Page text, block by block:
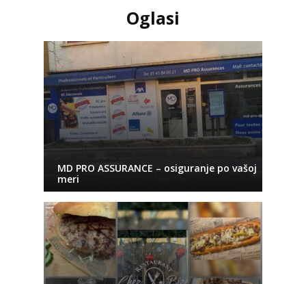
Oglasi
MD PRO ASSURANCE – osiguranje po vašoj
meri